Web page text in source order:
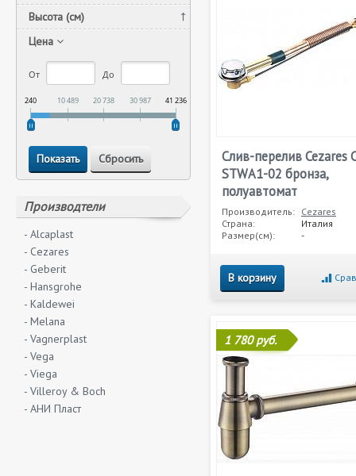
Высота (см)
Цена
От До
240 10 489 20 738 30 987 41 236
Производтели
- Alcaplast
- Cezares
- Geberit
- Hansgrohe
- Kaldewei
- Melana
- Vagnerplast
- Vega
- Viega
- Villeroy & Boch
- АНИ Пласт
Слив-перелив Cezares
STWA1-02 бронза,
полуавтомат
Производитель: Cezares
Страна:
Италия
Размер(см):
-
В корзину
1 780 руб.